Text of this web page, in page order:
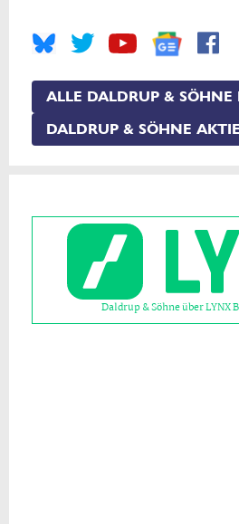
ALLE DALDRUP & SÖHNE
DALDRUP & SÖHNE AKTIE
Daldrup & Söhne über LYNX